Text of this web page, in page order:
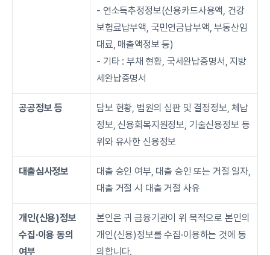
- 연소득추정정보(신용카드사용액, 건강
보험료납부액, 국민연금납부액, 부동산임
대료, 매출액정보 등)
- 기타 : 부채 현황, 국세완납증명서, 지방
세완납증명서
공공정보 등
담보 현황, 법원의 심판 및 결정정보, 체납
정보, 신용회복지원정보, 기술신용정보 등
위와 유사한 신용정보
대출심사정보
대출 승인 여부, 대출 승인 또는 거절 일자,
대출 거절 시 대출 거절 사유
개인(신용)정보
수집∙이용 동의
여부
본인은 귀 금융기관이 위 목적으로 본인의
개인(신용)정보를 수집·이용하는 것에 동
의합니다.